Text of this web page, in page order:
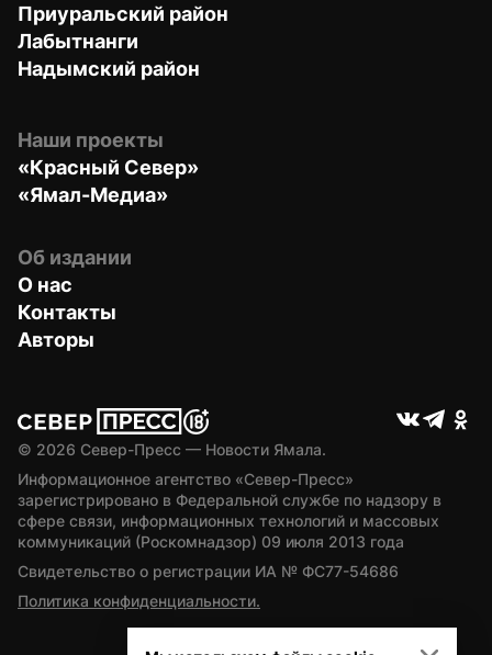
Приуральский район
Лабытнанги
Надымский район
Наши проекты
«Красный Север»
«Ямал-Медиа»
Об издании
О нас
Контакты
Авторы
© 2026 Север-Пресс — Новости Ямала.
Информационное агентство «Север-Пресс»
зарегистрировано в Федеральной службе по надзору в
сфере связи, информационных технологий и массовых
коммуникаций (Роскомнадзор) 09 июля 2013 года
Свидетельство о регистрации ИА № ФС77-54686
Политика конфиденциальности.